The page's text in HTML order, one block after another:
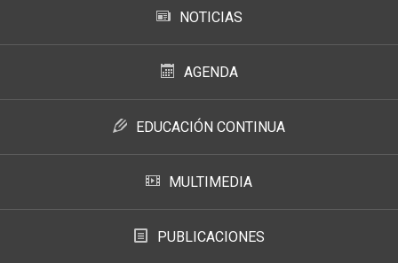
NOTICIAS
AGENDA
EDUCACIÓN CONTINUA
MULTIMEDIA
PUBLICACIONES